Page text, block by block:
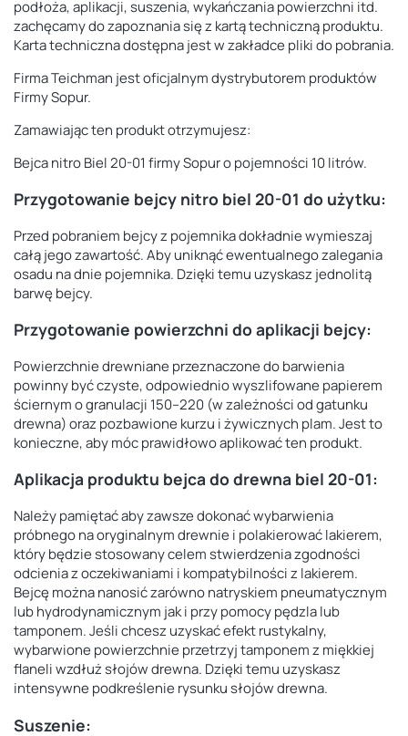
podłoża, aplikacji, suszenia, wykańczania powierzchni itd.
zachęcamy do zapoznania się z kartą techniczną produktu.
Karta techniczna dostępna jest w zakładce pliki do pobrania.
Firma Teichman jest oficjalnym dystrybutorem produktów
Firmy Sopur.
Zamawiając ten produkt otrzymujesz:
Bejca nitro Biel 20-01 firmy Sopur o pojemności 10 litrów.
Przygotowanie bejcy nitro biel 20-01 do użytku:
Przed pobraniem bejcy z pojemnika dokładnie wymieszaj
całą jego zawartość. Aby uniknąć ewentualnego zalegania
osadu na dnie pojemnika. Dzięki temu uzyskasz jednolitą
barwę bejcy.
Przygotowanie powierzchni do aplikacji bejcy:
Powierzchnie drewniane przeznaczone do barwienia
powinny być czyste, odpowiedniowyszlifowane papierem
ściernym o granulacji 150–220 (w zależności od gatunku
drewna)oraz pozbawione kurzu i żywicznych plam. Jest to
konieczne, aby móc prawidłowo aplikować ten produkt.
Aplikacja produktu bejca do drewna biel 20-01:
Należy pamiętać aby zawsze dokonać wybarwienia
próbnego na oryginalnym drewnie i polakierować lakierem,
który będzie stosowany celem stwierdzenia zgodności
odcienia z oczekiwaniami i kompatybilnościz lakierem.
Bejcę można nanosić zarówno natryskiem pneumatycznym
lub hydrodynamicznym jak i przy pomocy pędzlalub
tamponem. Jeśli chcesz uzyskać efekt rustykalny,
wybarwione powierzchnie przetrzyj tamponem z miękkiej
flaneli wzdłuż słojów drewna. Dzięki temu uzyskasz
intensywne podkreślenie rysunku słojów drewna.
Suszenie: